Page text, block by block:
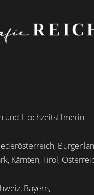
und Hochzeitsfilmerin
Kärnten, Tirol,
Bayern,